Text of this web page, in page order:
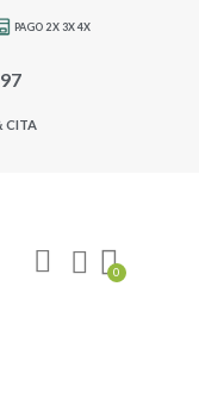
PAGO 2X 3X 4X
CITA